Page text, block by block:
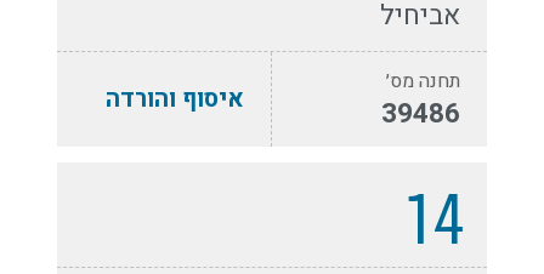
אביחיל
תחנה מס׳
39486 איסוף והורדה
14